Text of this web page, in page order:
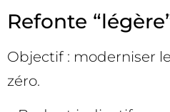
Refonte
Objectif : moderniser
zéro.